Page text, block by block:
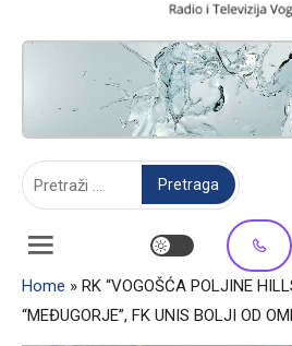
RADIO
Home » RK “VOGOŠĆA POLJINE
“MEĐUGORJE”, FK UNIS BOLJI OD